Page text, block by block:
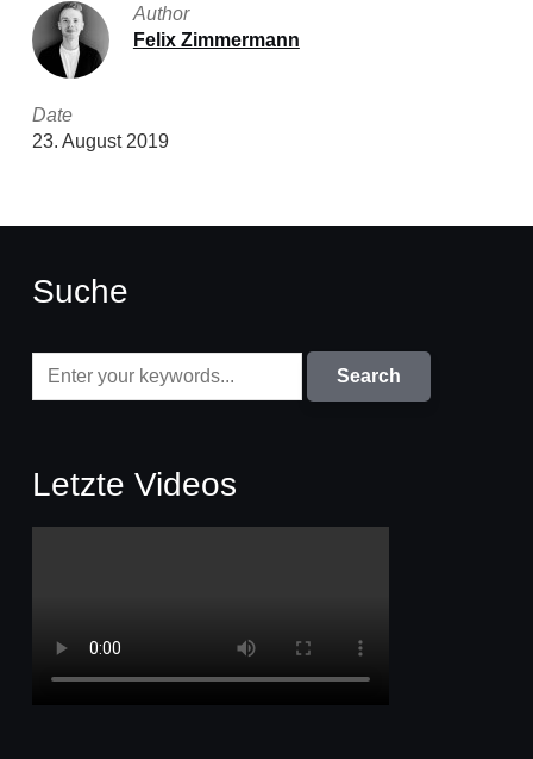
Author
Felix Zimmermann
Date
23. August 2019
Suche
Letzte Videos